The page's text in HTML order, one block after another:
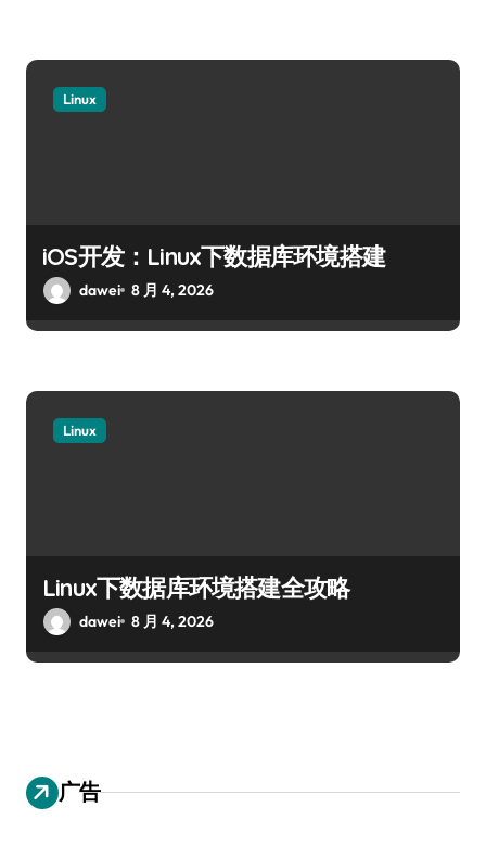
Linux
iOS开发：Linux下数据库环境搭建
dawei 8 月 4, 2026
Linux
Linux下数据库环境搭建全攻略
dawei 8 月 4, 2026
广告